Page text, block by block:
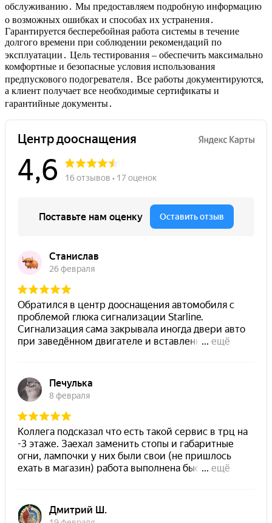
обслуживанию․ Мы предоставляем подробную информацию
о возможных ошибках и способах их устранения․
Гарантируется бесперебойная работа системы в течение
долгого времени при соблюдении рекомендаций по
эксплуатации․ Цель тестирования – обеспечить максимально
комфортные и безопасные условия использования
предпускового подогревателя․ Все работы документируются,
а клиент получает все необходимые сертификаты и
гарантийные документы․